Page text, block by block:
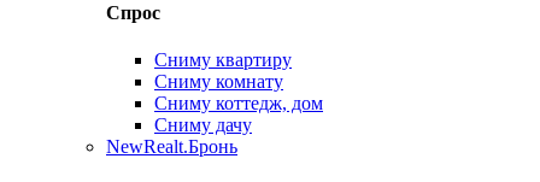
Спрос
Сниму квартиру
Сниму комнату
Сниму коттедж, дом
Сниму дачу
NewRealt.Бронь